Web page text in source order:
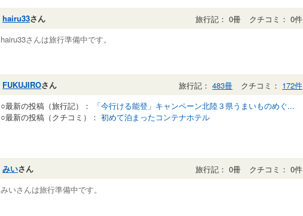
hairu33さん 旅行記： 0冊
クチコミ： 0件
hairu33さんは旅行準備中です。
FUKUJIROさん 旅行記： 483冊 クチコミ： 172件
○最新の投稿（旅行記）：
「今行ける能登」キャンペーン北陸３県うまいものめぐ...
○最新の投稿（クチコミ）： 初めて泊まったコンテナホテル
みいさん 旅行記： 0冊
クチコミ： 0件
みいさんは旅行準備中です。